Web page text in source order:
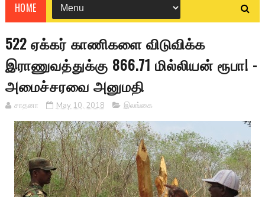
HOME
522 ஏக்கர் காணிகளை விடுவிக்க
இராணுவத்துக்கு 866.71 மில்லியன் ரூபா! -
அமைச்சரவை அனுமதி
சாதனா May 10, 2018 இலங்கை